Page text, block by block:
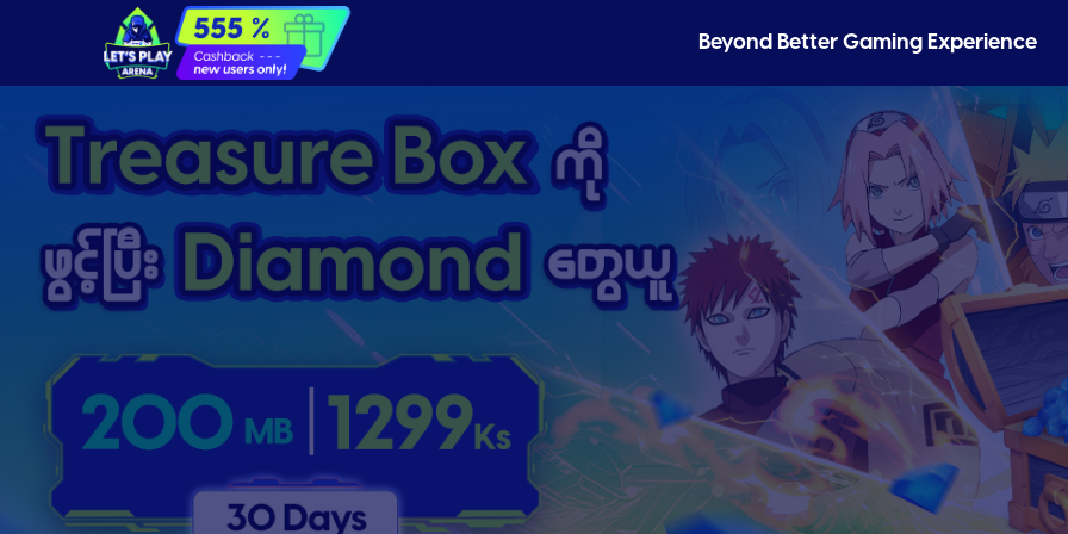
Beyond Better Gaming Experience